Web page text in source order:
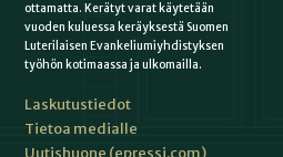
ottamatta. Kerätyt varat käytetään
vuoden kuluessa keräyksestä Suomen
Luterilaisen Evankeliumiyhdistyksen
työhön kotimaassa ja ulkomailla.
Laskutustiedot
Tietoa medialle